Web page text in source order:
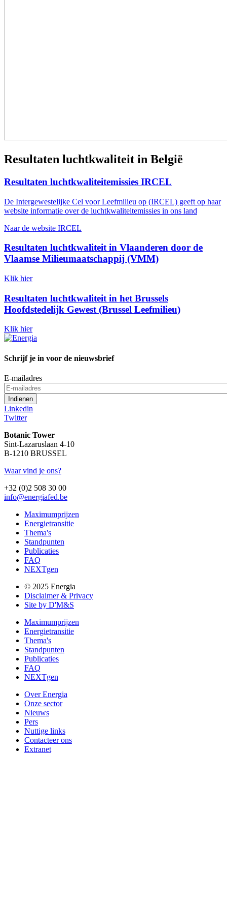
Resultaten luchtkwaliteit in België
Resultaten luchtkwaliteitemissies IRCEL
De Intergewestelijke Cel voor Leefmilieu op (IRCEL) geeft op haar
website informatie over de luchtkwaliteitemissies in ons land
Naar de website IRCEL
Resultaten luchtkwaliteit in Vlaanderen door de
Vlaamse Milieumaatschappij (VMM)
Klik hier
Resultaten luchtkwaliteit in het Brussels
Hoofdstedelijk Gewest (Brussel Leefmilieu)
Klik hier
Schrijf je in voor de nieuwsbrief
E-mailadres
Linkedin
Twitter
Botanic Tower
Sint-Lazaruslaan 4-10
B-1210 BRUSSEL
Waar vind je ons?
+32 (0)2 508 30 00
info@energiafed.be
Maximumprijzen
Energietransitie
Thema's
Standpunten
Publicaties
FAQ
NEXTgen
© 2025 Energia
Disclaimer & Privacy
Site by D'M&S
Maximumprijzen
Energietransitie
Thema's
Standpunten
Publicaties
FAQ
NEXTgen
Over Energia
Onze sector
Nieuws
Pers
Nuttige links
Contacteer ons
Extranet